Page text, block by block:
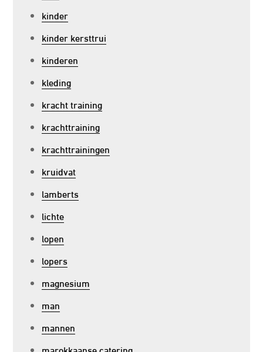
kinder
kinder kersttrui
kinderen
kleding
kracht training
krachttraining
krachttrainingen
kruidvat
lamberts
lichte
lopen
lopers
magnesium
man
mannen